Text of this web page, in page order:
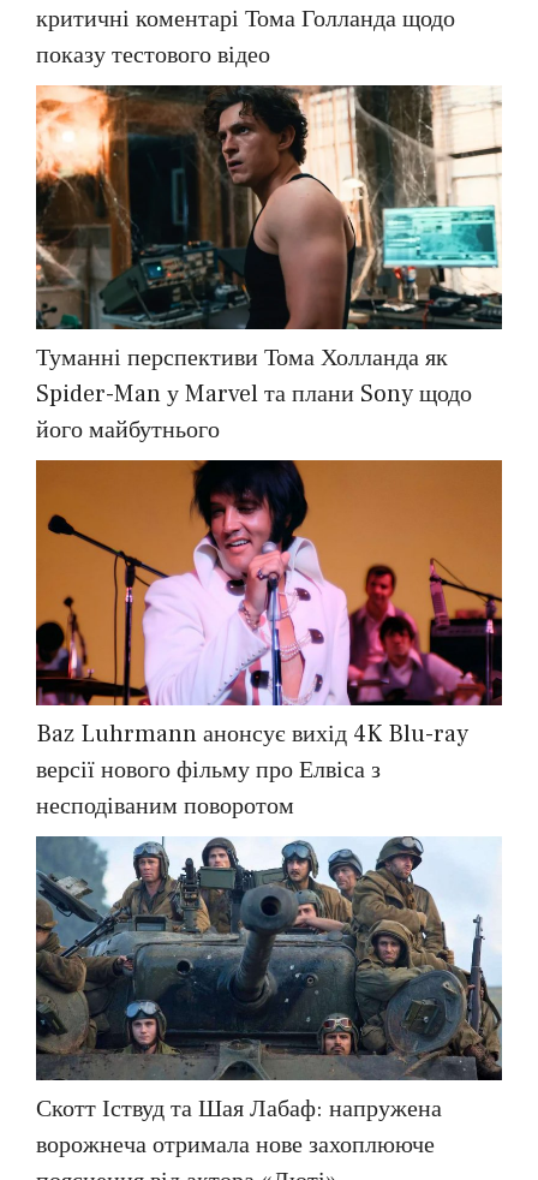
критичні коментарі Тома Голланда щодо
показу тестового відео
Туманні перспективи Тома Холланда як
Spider-Man у Marvel та плани Sony щодо
його майбутнього
Baz Luhrmann анонсує вихід 4K Blu-ray
версії нового фільму про Елвіса з
несподіваним поворотом
Скотт Іствуд та Шая Лабаф: напружена
ворожнеча отримала нове захоплююче